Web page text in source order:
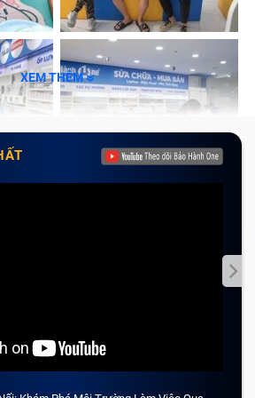
iPad Mini 4
và mật độ điểm ảnh 324 ppi. Màn
XEM THÊM